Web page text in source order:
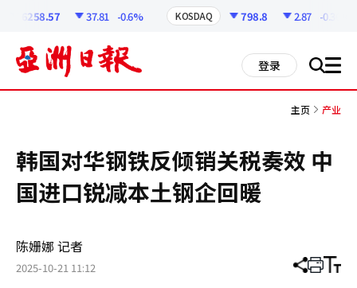
6258.57 37.81 -0.6% KOSDAQ 798.8 2.87 -0.36%
登录 搜 all
主页 产业
韩国对华钢铁反倾销关税奏效 中
国进口锐减本土钢企回暖
陈姗娜 记者
2025-10-21 11:12 分 打 调